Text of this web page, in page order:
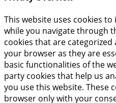
This website uses cookies
while you navigate through
cookies that are
your browser as they are
basic functionalities of the
party cookies that help us
you use this website. These
browser only with your